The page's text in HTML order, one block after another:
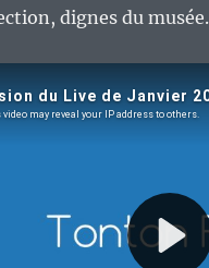
dignes du musée.